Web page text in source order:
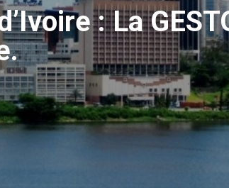
: La